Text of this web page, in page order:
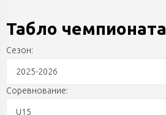
Табло чемпионата
Сезон:
2025-2026
Соревнование:
U15